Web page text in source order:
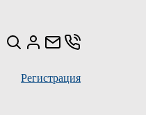
Регистрация